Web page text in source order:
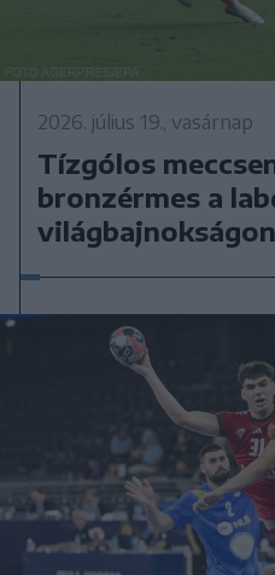
2026. július 19., vasárnap
Tízgólos
bronzérmes a
világbajnokságon